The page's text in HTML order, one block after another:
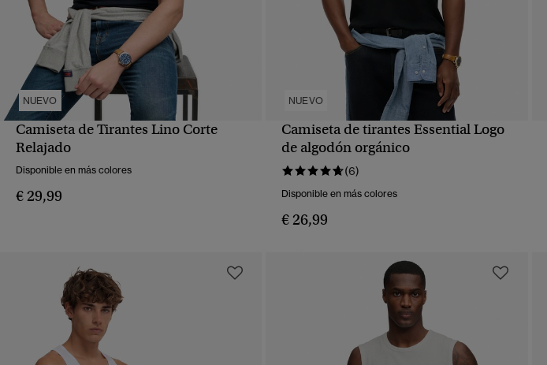
NUEVO
Camiseta de Tirantes Lino Corte
Relajado
Disponible en más colores
€ 29,99
NUEVO
VISTA RÁPIDA
Camiseta de tirantes Essential Logo
de algodón orgánico
(6)
Disponible en más colores
€ 26,99